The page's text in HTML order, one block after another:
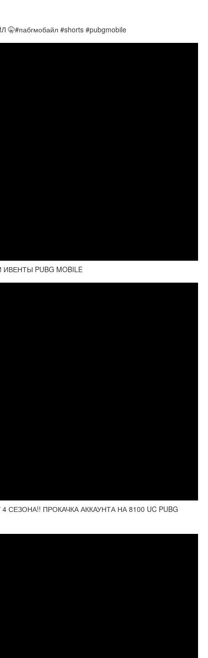
#shorts #pubgmobile
PUBG MOBILE
ПРОКАЧКА АККАУНТА НА 8100 UC PUBG